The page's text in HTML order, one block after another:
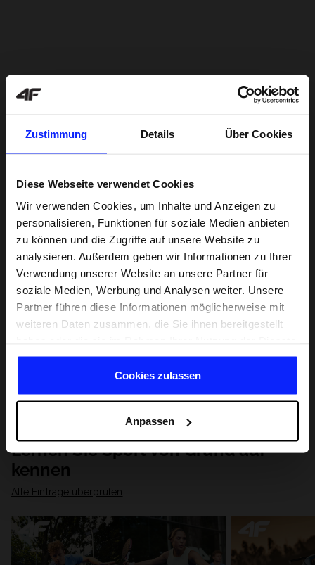
Zustimmung Details Über Cookies
Diese Webseite verwendet Cookies
Wir verwenden Cookies, um Inhalte und Anzeigen zu
personalisieren, Funktionen für soziale Medien anbieten
zu können und die Zugriffe auf unsere Website zu
analysieren. Außerdem geben wir Informationen zu Ihrer
Verwendung unserer Website an unsere Partner für
soziale Medien, Werbung und Analysen weiter. Unsere
Partner führen diese Informationen möglicherweise mit
weiteren Daten zusammen, die Sie ihnen bereitgestellt
gesammelt haben.
Cookies zulassen
Anpassen
Lernen Sie Sport von Grund auf
kennen
Alle Einträge überprüfen